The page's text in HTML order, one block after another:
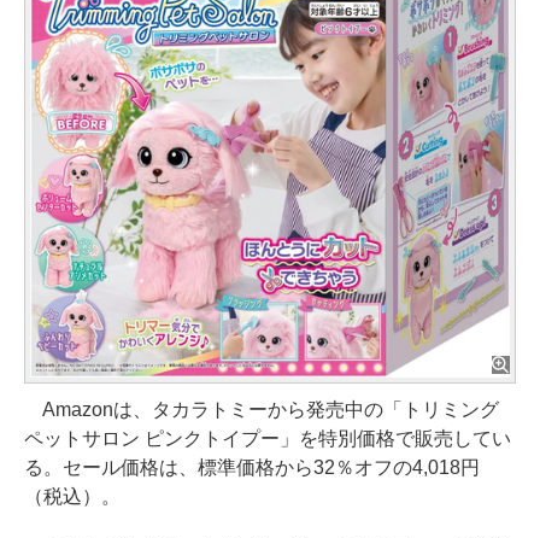
Amazonは、タカラトミーから発売中の「トリミング
ペットサロン ピンクトイプー」を特別価格で販売してい
る。セール価格は、標準価格から32％オフの4,018円
（税込）。